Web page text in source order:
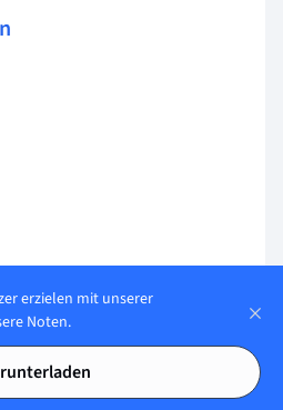
erzielen mit unserer
Noten.